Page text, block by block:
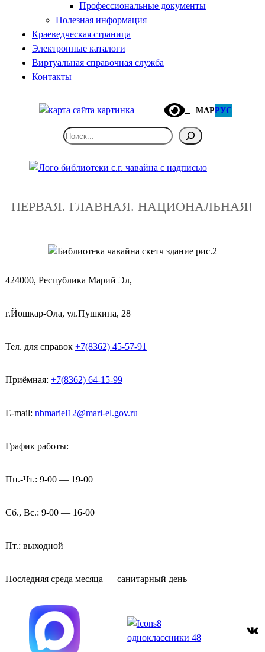
Профессиональные документы
Полезная информация
Краеведческая страница
Электронные каталоги
Виртуальная справочная служба
Контакты
МАРРУС
Поиск
ПЕРВАЯ. ГЛАВНАЯ. НАЦИОНАЛЬНАЯ!
424000, Республика Марий Эл,
г.Йошкар-Ола, ул.Пушкина, 28
Тел. для справок +7(8362) 45-57-91
Приёмная: +7(8362) 64-15-99
E-mail: nbmariel12@mari-el.gov.ru
График работы:
Пн.-Чт.: 9-00 — 19-00
Сб., Вс.: 9-00 — 16-00
Пт.: выходной
Последняя среда месяца — санитарный день
ВКонтакте